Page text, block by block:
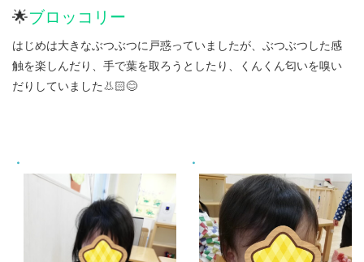
🌟ブロッコリー
はじめは大きなぶつぶつに戸惑っていましたが、ぶつぶつした感
触を楽しんだり、手で葉を取ろうとしたり、くんくん匂いを嗅い
だりしていました👃🏻😊